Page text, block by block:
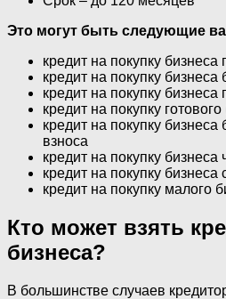
Это могут быть следующие
кредит на покупку бизнеса
кредит на покупку бизнеса
кредит на покупку
кредит на покупку
кредит на покупку бизнеса
взноса
кредит на покупку бизнеса
кредит на покупку бизнеса
кредит на покупку малого
Кто может взять
бизнеса?
В большинстве случаев